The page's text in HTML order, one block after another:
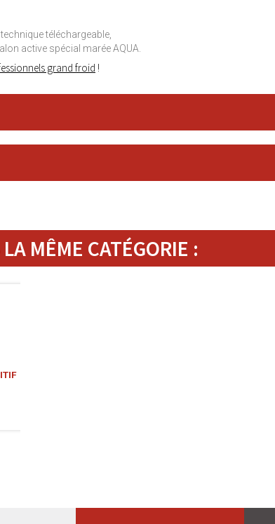
téléchargeable,
active spécial marée AQUA.
grand froid !
MÊME CATÉGORIE :